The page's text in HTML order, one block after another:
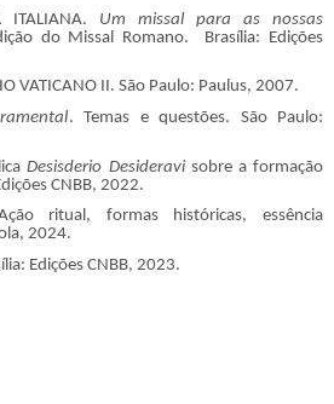
ITALIANA. Um missal para as nossas
do Missal Romano. Brasília: Edições
VATICANO II. São Paulo: Paulus, 2007.
. Temas e questões. São Paulo:
Desisderio Desideravisobre a formação
CNBB, 2022.
ritual, formas históricas, essência
2024.
Edições CNBB, 2023.